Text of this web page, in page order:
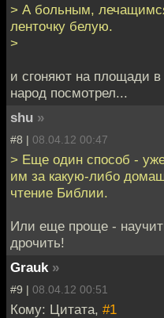
> А больным,
ленточку белую.
>
и сгоняют на площади
народ посмотрел...
shu »
#8 | 08.04.12 00:47
> Еще один способ -
им за какую-либо
чтение Библии.
Или еще проще -
дрочить!
Grauk »
#9 | 08.04.12 00:51
Кому: Цитата, #1